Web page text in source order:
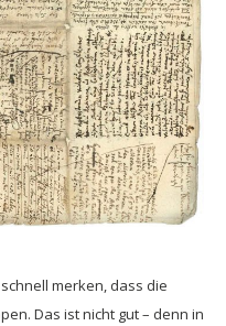
merken, dass die
Das ist nicht gut – denn in